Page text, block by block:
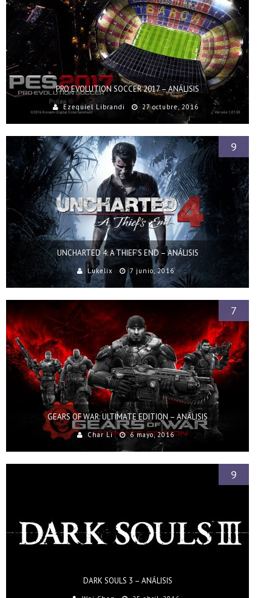
PRO EVOLUTION SOCCER 2017 – ANÁLISIS
Ezequiel Librandi 27 octubre, 2016
UNCHARTED 4: A THIEF’S END – ANÁLISIS
Lukelix 7 junio, 2016
9
GEARS OF WAR: ULTIMATE EDITION – ANÁLISIS
Char Li 6 mayo, 2016
7
DARK SOULS 3 – ANÁLISIS
9